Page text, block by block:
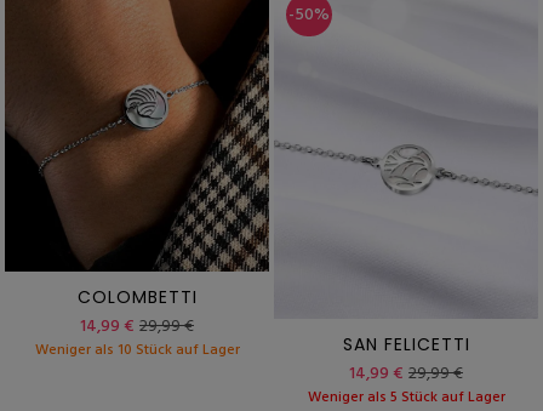
COLOMBETTI
14,99 € 29,99 €
Weniger als 10 Stück auf Lager
-50%
SAN FELICETTI
14,99 € 29,99 €
Weniger als 5 Stück auf Lager